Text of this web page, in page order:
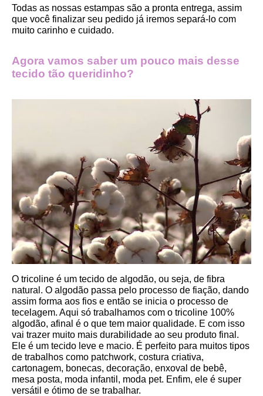
Todas as nossas estampas são a pronta entrega, assim
que você finalizar seu pedido já iremos separá-lo com
muito carinho e cuidado.
Agora vamos saber um pouco mais desse
tecido tão queridinho?
O tricoline é um tecido de algodão, ou seja, de fibra
natural. O algodão passa pelo processo de fiação, dando
assim forma aos fios e então se inicia o processo de
tecelagem. Aqui só trabalhamos com o tricoline 100%
algodão, afinal é o que tem maior qualidade. E com isso
vai trazer muito mais durabilidade ao seu produto final.
Ele é um tecido leve e macio. É perfeito para muitos tipos
de trabalhos como patchwork, costura criativa,
cartonagem, bonecas, decoração, enxoval de bebê,
mesa posta, moda infantil, moda pet. Enfim, ele é super
versátil e ótimo de se trabalhar.